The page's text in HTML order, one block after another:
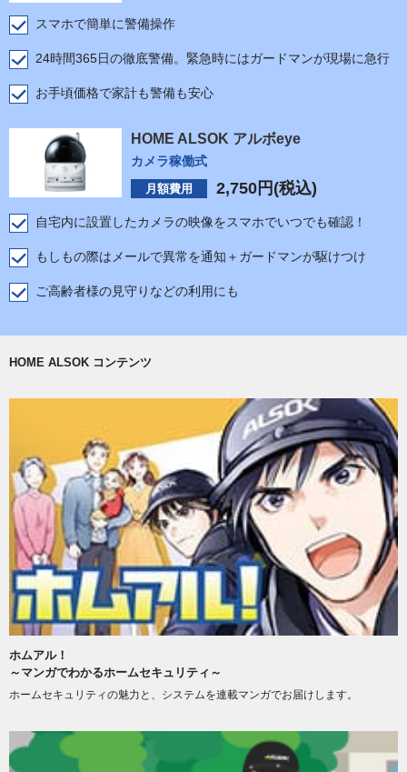
スマホで簡単に警備操作
24時間365日の徹底警備。緊急時にはガードマンが現場に急行
お手頃価格で家計も警備も安心
HOME ALSOK アルボeye
カメラ稼働式
月額費用 2,750 円(税込)
自宅内に設置したカメラの映像をスマホでいつでも確認！
もしもの際はメールで異常を通知＋ガードマンが駆けつけ
ご高齢者様の見守りなどの利用にも
HOME ALSOK コンテンツ
ホムアル！
～マンガでわかるホームセキュリティ～
ホームセキュリティの魅力と、システムを連載マンガでお届けします。